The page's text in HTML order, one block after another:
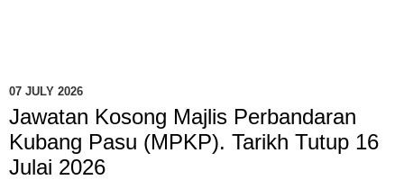
07 JULY 2026
Jawatan Kosong Majlis Perbandaran
Kubang Pasu (MPKP). Tarikh Tutup 16
Julai 2026